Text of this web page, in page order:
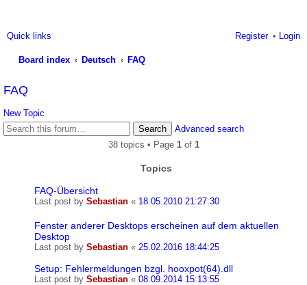
Quick links Login
Register
Board index Deutsch
FAQ
FAQ
New Topic
Search
Advanced search
38 topics • Page 1of 1
Topics
FAQ-Übersicht
Last post by Sebastian « 18.05.2010 21:27:30
Fenster anderer Desktops erscheinen auf dem aktuellen
Desktop
Last post by Sebastian « 25.02.2016 18:44:25
Setup: Fehlermeldungen bzgl. hooxpot(64).dll
Last post by Sebastian « 08.09.2014 15:13:55